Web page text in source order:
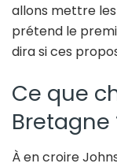
allons mettre
prétend le
dira si ces
Ce que
Bretagne
À en croire